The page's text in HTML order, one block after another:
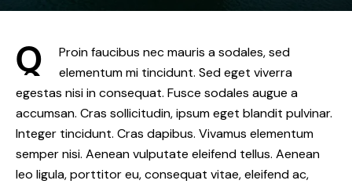
Q
Proin faucibus nec mauris a sodales, sed
elementum mi tincidunt. Sed eget viverra
egestas nisi in consequat. Fusce sodales augue a
accumsan. Cras sollicitudin, ipsum eget blandit pulvinar.
Integer tincidunt. Cras dapibus. Vivamus elementum
semper nisi. Aenean vulputate eleifend tellus. Aenean
leo ligula, porttitor eu, consequat vitae, eleifend ac,